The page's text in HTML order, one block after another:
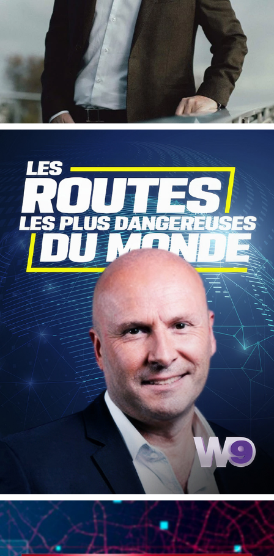
LES ROUTES LES PLUS DANGEREUSES DU MONDE
2024